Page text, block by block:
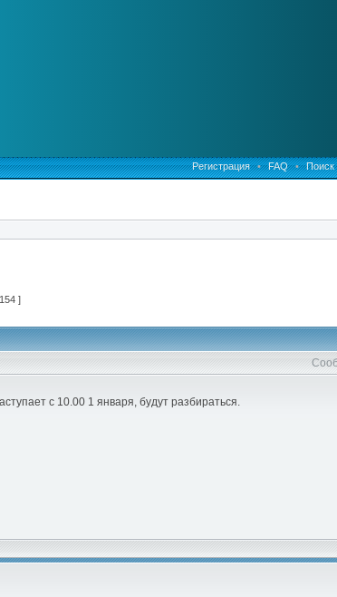
Регистрация • FAQ • Поиск
]
с 10.00 1 января, будут разбираться.